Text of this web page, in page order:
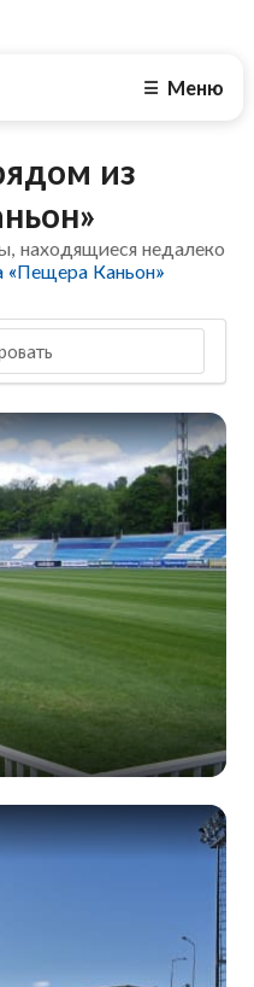
☰ Меню
из
находящиеся недалеко
«Пещера Каньон»